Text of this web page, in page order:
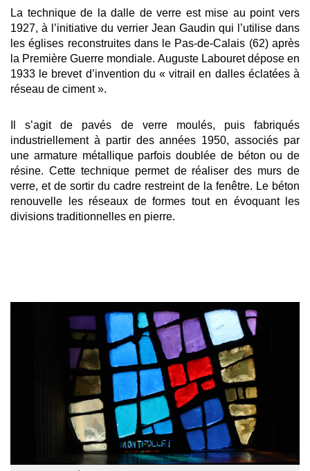
La technique de la dalle de verre est mise au point vers
1927, à l’initiative du verrier Jean Gaudin qui l’utilise dans
les églises reconstruites dans le Pas-de-Calais (62) après
la Première Guerre mondiale. Auguste Labouret dépose en
1933 le brevet d’invention du « vitrail en dalles éclatées à
réseau de ciment ».
Il s’agit de pavés de verre moulés, puis fabriqués
industriellement à partir des années 1950, associés par
une armature métallique parfois doublée de béton ou de
résine. Cette technique permet de réaliser des murs de
verre, et de sortir du cadre restreint de la fenêtre. Le béton
renouvelle les réseaux de formes tout en évoquant les
divisions traditionnelles en pierre.